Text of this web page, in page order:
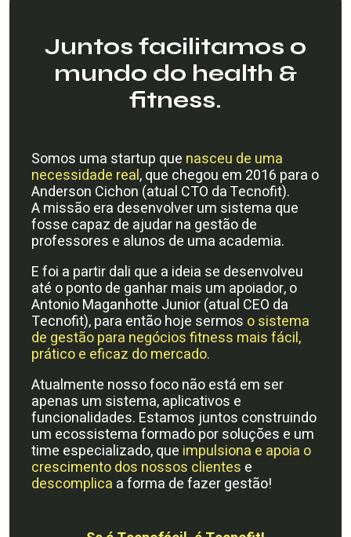
Juntos facilitamos o
mundo do health &
fitness.
Somos uma startup que nasceu de uma
necessidade real, que chegou em 2016 para o
Anderson Cichon (atual CTO da Tecnofit).
A missão era desenvolver um sistema que
fosse capaz de ajudar na gestão de
professores e alunos de uma academia.
E foi a partir dali que a ideia se desenvolveu
até o ponto de ganhar mais um apoiador, o
Antonio Maganhotte Junior (atual CEO da
Tecnofit), para então hoje sermos o sistema
de gestão para negócios fitness mais fácil,
prático e eficaz do mercado.
Atualmente nosso foco não está em ser
apenas um sistema, aplicativos e
funcionalidades. Estamos juntos construindo
um ecossistema formado por soluções e um
time especializado, que impulsiona e apoia o
crescimento dos nossos clientes e
descomplica a forma de fazer gestão!